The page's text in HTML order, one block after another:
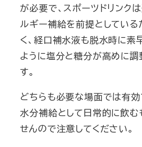
が必要で、スポーツドリンク
ルギー補給を前提としてい
く、経口補水液も脱水時に素
ように塩分と糖分が高めに
す。
どちらも必要な場面では有効
水分補給として日常的に飲む
せんので注意してください。